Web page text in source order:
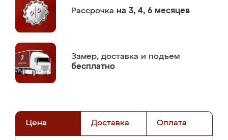
Рассрочка на 3, 4, 6 месяцев
Замер, доставка и подъем
бесплатно
Цена Доставка Оплата